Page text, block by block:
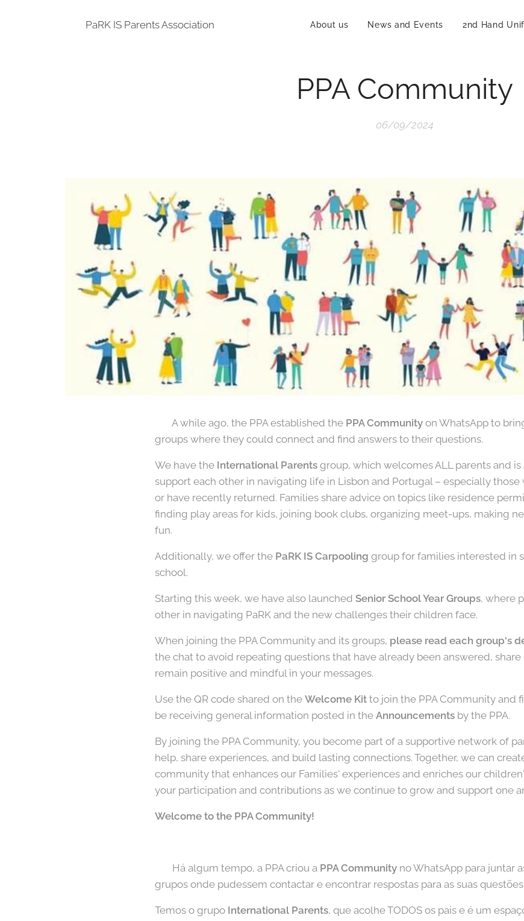
PaRK IS Parents Association About us News and Events 2nd Hand
PPA Community
06/09/2024
🇬🇧 A while ago, the PPA established the PPA Community on WhatsApp to
groups where they could connect and find answers to their questions.
We have the International Parents group, which welcomes ALL parents and
support each other in navigating life in Lisbon and Portugal – especially
or have recently returned. Families share advice on topics like residence
finding play areas for kids, joining book clubs, organizing meet-ups, making
fun.
Additionally, we offer the PaRK IS Carpooling group for families interested in
school.
Starting this week, we have also launched Senior School Year Groups, where
other in navigating PaRK and the new challenges their children face.
When joining the PPA Community and its groups, please read each group's
the chat to avoid repeating questions that have already been answered,
remain positive and mindful in your messages.
Use the QR code shared on the Welcome Kit to join the PPA Community and
be receiving general information posted in the Announcements by the PPA.
By joining the PPA Community, you become part of a supportive network of
help, share experiences, and build lasting connections. Together, we can
community that enhances our Families' experiences and enriches our
your participation and contributions as we continue to grow and support one
Welcome to the PPA Community!
🇵🇹 Há algum tempo, a PPA criou a PPA Community no WhatsApp para juntar
grupos onde pudessem contactar e encontrar respostas para as suas questões.
Temos o grupo International Parents, que acolhe TODOS os pais e é um